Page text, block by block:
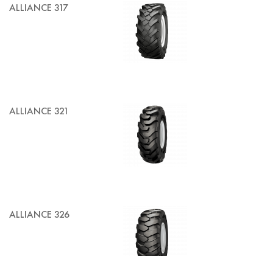
ALLIANCE 317
ALLIANCE 321
ALLIANCE 326